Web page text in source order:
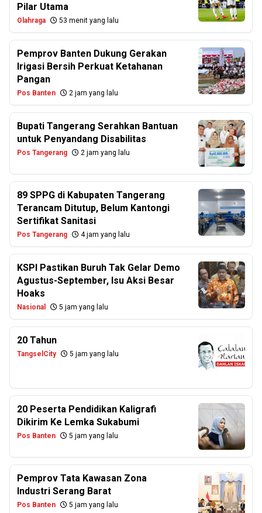
Pilar Utama
Olahraga 53 menit yang lalu
Pemprov Banten Dukung Gerakan
Irigasi Bersih Perkuat Ketahanan
Pangan
Pos Banten 2 jam yang lalu
Bupati Tangerang Serahkan Bantuan
untuk Penyandang Disabilitas
Pos Tangerang 2 jam yang lalu
89 SPPG di Kabupaten Tangerang
Terancam Ditutup, Belum Kantongi
Sertifikat Sanitasi
Pos Tangerang 4 jam yang lalu
KSPI Pastikan Buruh Tak Gelar Demo
Agustus-September, Isu Aksi Besar
Hoaks
Nasional 5 jam yang lalu
20 Tahun
TangselCity 5 jam yang lalu
20 Peserta Pendidikan Kaligrafi
Dikirim Ke Lemka Sukabumi
Pos Banten 5 jam yang lalu
Pemprov Tata Kawasan Zona
Industri Serang Barat
Pos Banten 5 jam yang lalu